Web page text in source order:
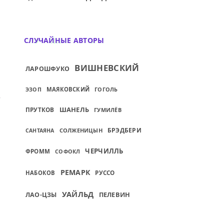
«Я ПОБЫВАЛ НА САМОМ ДНЕ
СЛУЧАЙНЫЕ АВТОРЫ
ЛАРОШФУКО ВИШНЕВСКИЙ
ЭЗОП МАЯКОВСКИЙ ГОГОЛЬ
ПРУТКОВ ШАНЕЛЬ ГУМИЛЁВ
САНТАЯНА СОЛЖЕНИЦЫН БРЭДБЕРИ
ФРОММ СОФОКЛ ЧЕРЧИЛЛЬ
НАБОКОВ РЕМАРК РУССО
ЛАО-ЦЗЫ УАЙЛЬД ПЕЛЕВИН